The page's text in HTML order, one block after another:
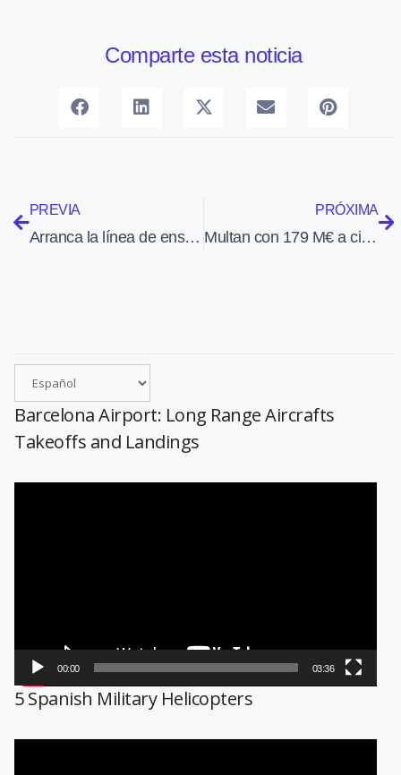
Comparte esta noticia
PREVIA
Arranca la línea de ensamblaje final de SIRTAP en Airbus en Getafe
PRÓXIMA
Multan con 179 M€ a cinco aerolíneas por cobrar por el equipaje en cabina
Barcelona Airport: Long Range Aircrafts
Takeoffs and Landings
00:00 03:36
5 Spanish Military Helicopters